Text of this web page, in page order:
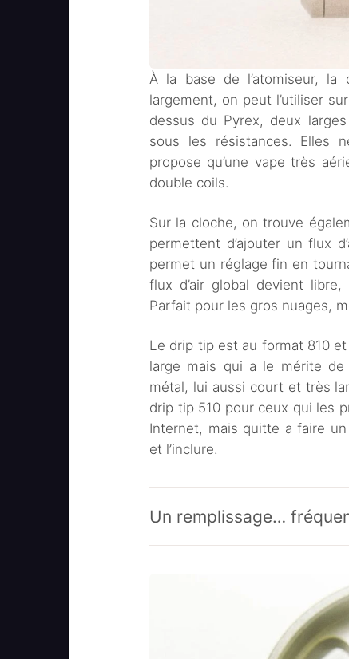
À la base de l’atomiseur,
largement, on peut l’utiliser
dessus du Pyrex, deux
sous les résistances. Elles
propose qu’une vape très
double coils.
Sur la cloche, on trouve
permettent d’ajouter un flux
permet un réglage fin en
flux d’air global devient libre,
Parfait pour les gros nuages,
Le drip tip est au format 810
large mais qui a le mérite
métal, lui aussi court et très
drip tip 510 pour ceux qui les
Internet, mais quitte a faire
et l’inclure.
Un remplissage…